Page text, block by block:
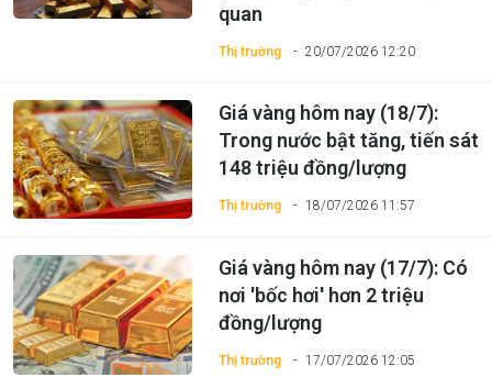
Thị trường 20/07/2026 12:20
quan
Thị trường 18/07/2026 11:57
Giá vàng hôm nay (18/7):
Trong nước bật tăng, tiến sát
148 triệu đồng/lượng
Thị trường 17/07/2026 12:05
Giá vàng hôm nay (17/7): Có
nơi 'bốc hơi' hơn 2 triệu
đồng/lượng